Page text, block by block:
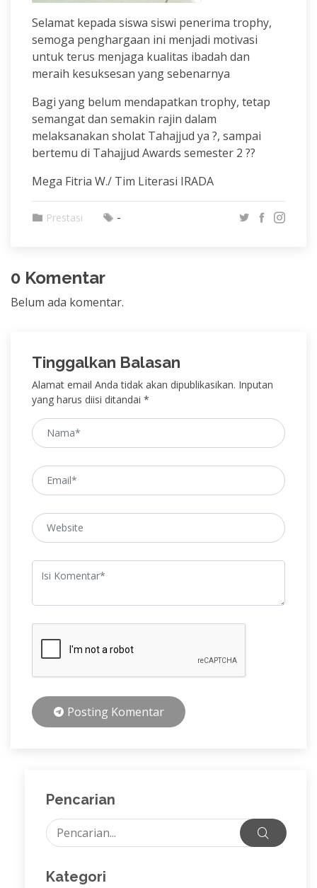
Selamat kepada siswa siswi penerima trophy,
semoga penghargaan ini menjadi motivasi
untuk terus menjaga kualitas ibadah dan
meraih kesuksesan yang sebenarnya
Bagi yang belum mendapatkan trophy, tetap
semangat dan semakin rajin dalam
melaksanakan sholat Tahajjud ya ?, sampai
bertemu di Tahajjud Awards semester 2 ??
Mega Fitria W./ Tim Literasi IRADA
Prestasi -
0 Komentar
Belum ada komentar.
Tinggalkan Balasan
Alamat email Anda tidak akan dipublikasikan. Inputan
yang harus diisi ditandai *
Posting Komentar
Pencarian
Kategori